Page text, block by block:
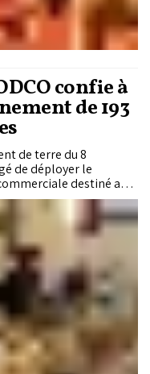
confie à
de 193
de terre du 8
de déployer le
destiné aux
est désormais connu.
l’aide